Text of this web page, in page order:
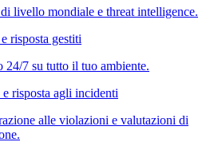
livello mondiale e threat intelligence.
risposta gestiti
24/7 su tutto il tuo ambiente.
e risposta agli incidenti
alle violazioni e valutazioni di